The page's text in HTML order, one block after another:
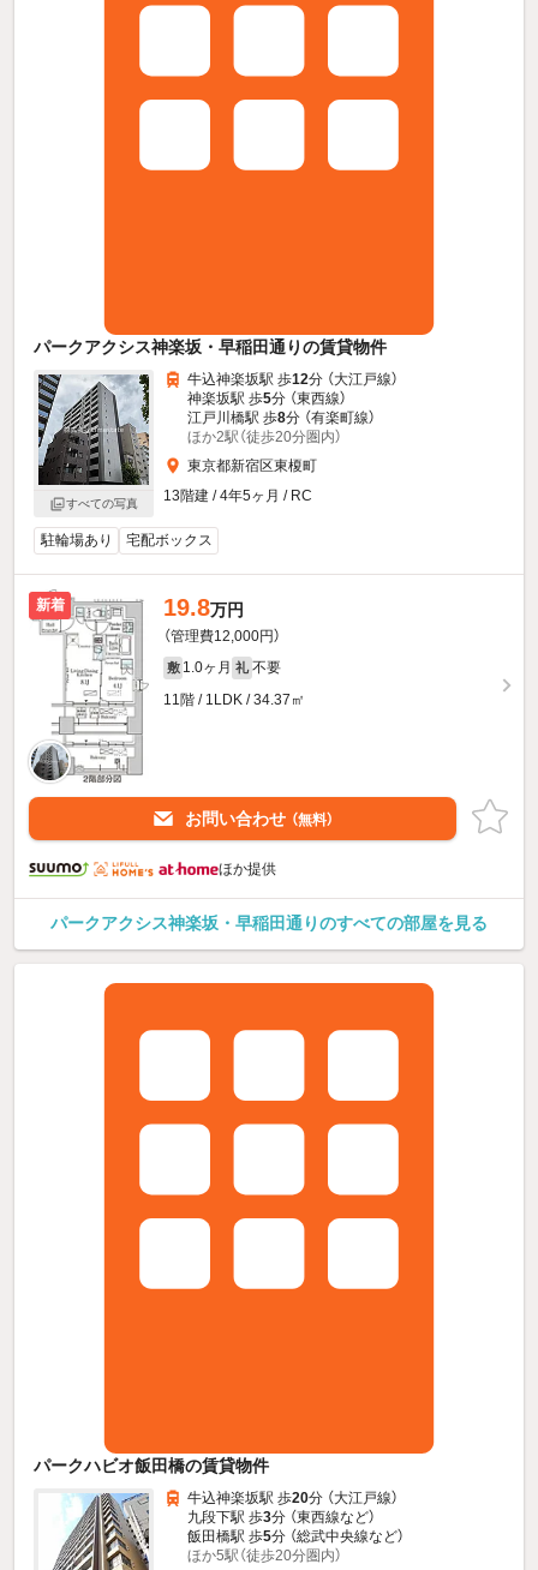
パークアクシス神楽坂・早稲田通りの賃貸物件
すべての写真
牛込神楽坂駅 歩12分 （大江戸線）
神楽坂駅 歩5分 （東西線）
江戸川橋駅 歩8分 （有楽町線）
ほか2駅（徒歩20分圏内）
東京都新宿区東榎町
13階建 / 4年5ヶ月 / RC
駐輪場あり 宅配ボックス
新着 19.8万円
（管理費12,000円）
敷 1.0ヶ月 礼 不要
11階 / 1LDK / 34.37㎡
お問い合わせ （無料）
ほか提供
パークアクシス神楽坂・早稲田通りのすべての部屋を見る
パークハビオ飯田橋の賃貸物件
牛込神楽坂駅 歩20分 （大江戸線）
九段下駅 歩3分 （東西線など）
飯田橋駅 歩5分 （総武中央線など）
ほか5駅（徒歩20分圏内）